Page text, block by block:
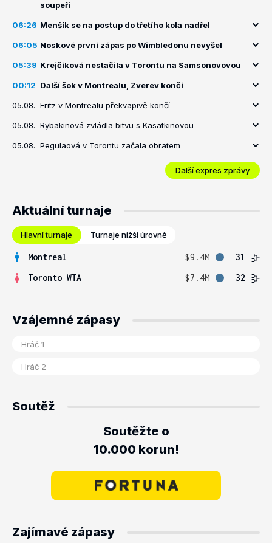
soupeři
06:26 Menšík se na postup do třetího kola nadřel
06:05 Noskové první zápas po Wimbledonu nevyšel
05:39 Krejčíková nestačila v Torontu na Samsonovovou
00:12 Další šok v Montrealu, Zverev končí
05.08. Fritz v Montrealu překvapivě končí
05.08. Rybakinová zvládla bitvu s Kasatkinovou
05.08. Pegulaová v Torontu začala obratem
Další expres zprávy
Aktuální turnaje
Hlavní turnaje Turnaje nižší úrovně
Montreal $9.4M
31
Toronto WTA
$7.4M 32
Vzájemné zápasy
Soutěž
Soutěžte o
10.000 korun!
Zajímavé zápasy